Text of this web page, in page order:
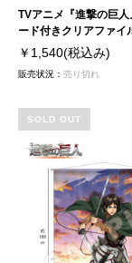
TVアニメ『進撃の巨人
ード付きクリアファイ
￥1,540(税込み)
販売状況： 売り切れ
SOLD OUT